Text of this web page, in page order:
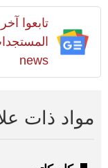
تابعوا
news
مواد ذات